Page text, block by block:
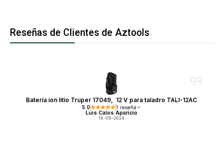
Reseñas de Clientes de Aztools
Batería ion litio Truper 17049, 12 V para taladro TALI-12AC
5.0 1 reseña
Luis Calos Aparicio
16-09-2024